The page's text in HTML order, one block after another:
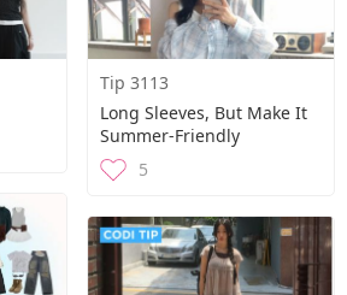
Tip 3113
Long Sleeves, But Make It
Summer-Friendly
5